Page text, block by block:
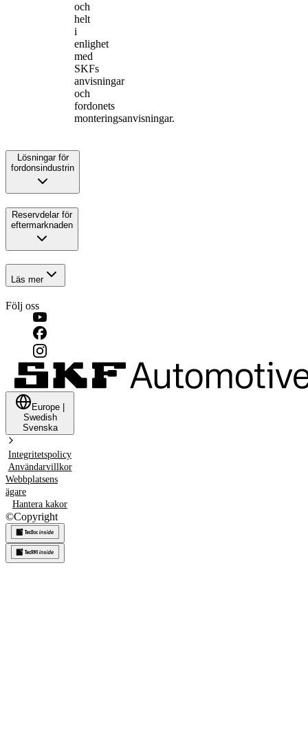
och
helt
i
enlighet
med
SKFs
anvisningar
och
fordonets
monteringsanvisningar.
Lösningar för
fordonsindustrin
Reservdelar för
eftermarknaden
Läs mer
Följ oss
Europe
Swedish
Svenska
Integritetspolicy
Användarvillkor
Webbplatsens
ägare
Hantera kakor
©Copyright